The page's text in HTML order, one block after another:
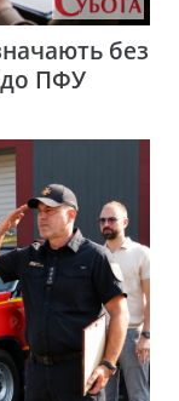
без
до ПФУ